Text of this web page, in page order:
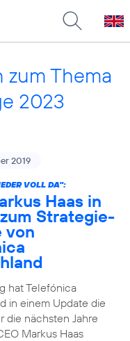
zum Thema
2023
2019
VOLL DA":
Haas in
Strategie-
von
hat Telefónica
in einem Update die
die nächsten Jahre
Markus Haas